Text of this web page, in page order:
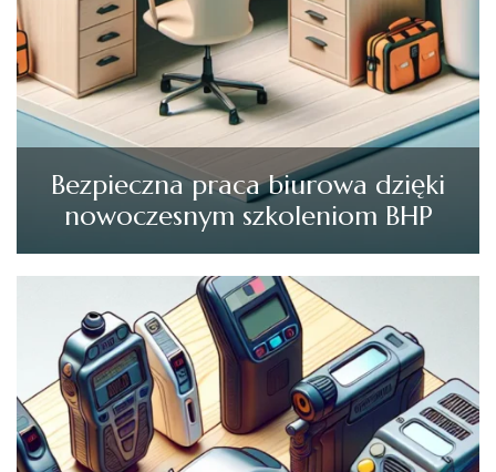
Bezpieczna praca biurowa dzięki
nowoczesnym szkoleniom BHP